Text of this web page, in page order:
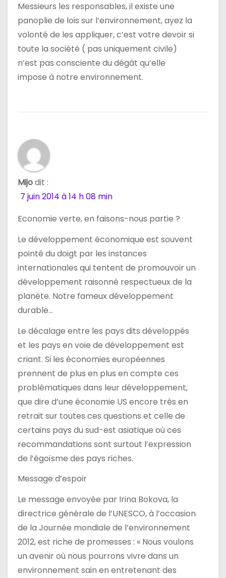
Messieurs les responsables, il existe une
panoplie de lois sur l’environnement, ayez la
volonté de les appliquer, c’est votre devoir si
toute la société ( pas uniquement civile)
n’est pas consciente du dégât qu’elle
impose à notre environnement.
Mijodit :
7 juin 2014 à 14 h 08 min
Economie verte, en faisons-nous partie ?
Le développement économique est souvent
pointé du doigt par les instances
internationales qui tentent de promouvoir un
développement raisonné respectueux de la
planète. Notre fameux développement
durable…
Le décalage entre les pays dits développés
et les pays en voie de développement est
criant. Si les économies européennes
prennent de plus en plus en compte ces
problématiques dans leur développement,
que dire d’une économie US encore très en
retrait sur toutes ces questions et celle de
certains pays du sud-est asiatique où ces
recommandations sont surtout l’expression
de l’égoïsme des pays riches.
Message d’espoir
Le message envoyée par Irina Bokova, la
directrice générale de l’UNESCO, à l’occasion
de la Journée mondiale de l’environnement
2012, est riche de promesses : « Nous voulons
un avenir où nous pourrons vivre dans un
environnement sain en entretenant des